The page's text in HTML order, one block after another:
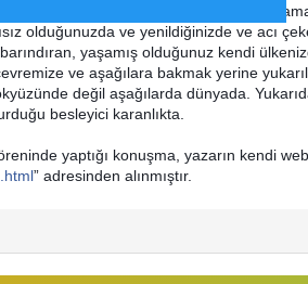
yaşarsınız. Umarım hiçbir
olduğunuzda ve yenildiğinizde ve acı
yaşamış olduğunuz kendi
ve aşağılara bakmak yerine
değil aşağılarda dünyada.
besleyici karanlıkta.
yaptığı konuşma, yazarın kendi
” adresinden alınmıştır.